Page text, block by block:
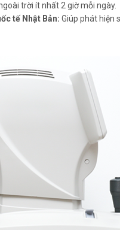
trời ít nhất 2 giờ mỗi ngày.
tế Nhật Bản: Giúp phát hiện